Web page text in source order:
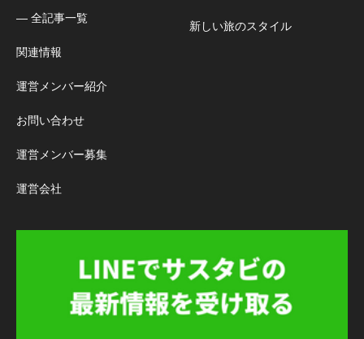
― 全記事一覧
関連情報
運営メンバー紹介
お問い合わせ
運営メンバー募集
運営会社
新しい旅のスタイル